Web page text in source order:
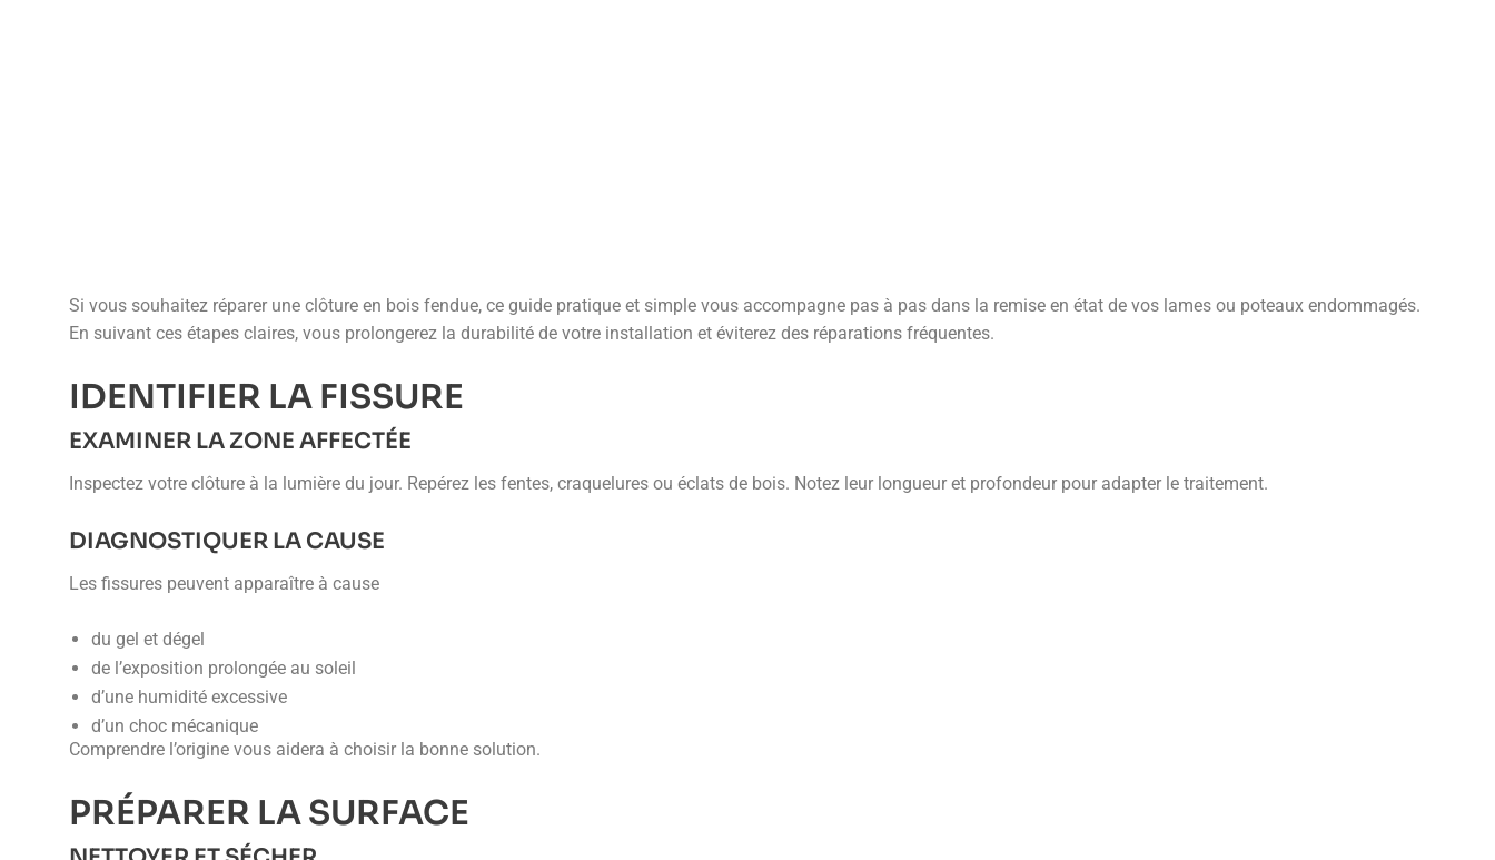
Si vous souhaitez réparer une clôture en bois fendue, ce guide pratique et simple vous accompagne pas à pas dans la remise en état de vos lames ou poteaux endommagés.
En suivant ces étapes claires, vous prolongerez la durabilité de votre installation et éviterez des réparations fréquentes.
IDENTIFIER LA FISSURE
EXAMINER LA ZONE AFFECTÉE
Inspectez votre clôture à la lumière du jour. Repérez les fentes, craquelures ou éclats de bois. Notez leur longueur et profondeur pour adapter le traitement.
DIAGNOSTIQUER LA CAUSE
Les fissures peuvent apparaître à cause
du gel et dégel
de l’exposition prolongée au soleil
d’une humidité excessive
d’un choc mécanique
Comprendre l’origine vous aidera à choisir la bonne solution.
PRÉPARER LA SURFACE